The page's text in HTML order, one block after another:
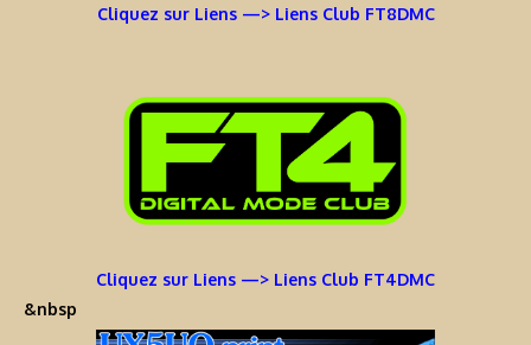
Cliquez sur Liens —> Liens Club FT8DMC
Cliquez sur Liens —> Liens Club FT4DMC
&nbsp